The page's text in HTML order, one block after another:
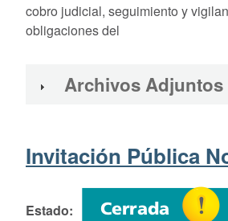
cobro judicial, seguimiento y
obligaciones del
Archivos Adjuntos
Invitación Pública
Estado